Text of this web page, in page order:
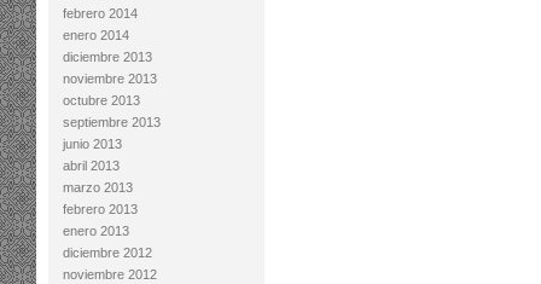
febrero 2014
enero 2014
diciembre 2013
noviembre 2013
octubre 2013
septiembre 2013
junio 2013
abril 2013
marzo 2013
febrero 2013
enero 2013
diciembre 2012
noviembre 2012